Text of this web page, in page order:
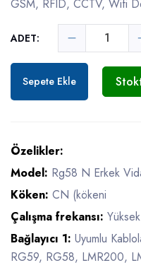
GSM, RFID, CCTV, Wifi
ADET:
Sepete Ekle
Özelikler:
Model: Rg58 N Erkek
Köken: CN (kökeni
Çalışma frekansı:
Bağlayıcı 1: Uyumlu
RG59, RG58, LMR200,